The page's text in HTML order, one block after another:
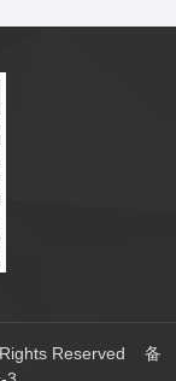
Rights Reserved 备